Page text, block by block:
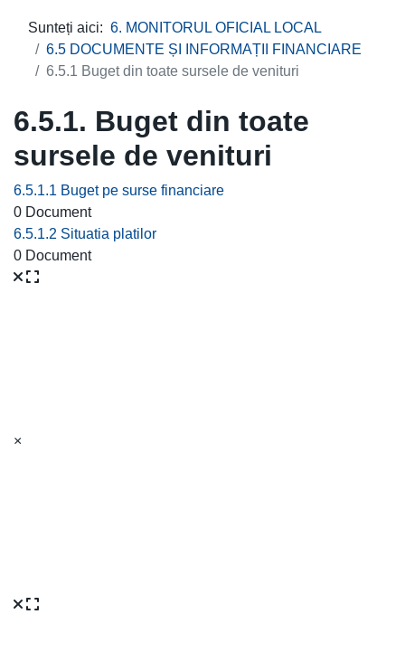
Sunteți aici: 6. MONITORUL OFICIAL LOCAL
6.5 DOCUMENTE ȘI INFORMAȚII FINANCIARE
6.5.1 Buget din toate sursele de venituri
6.5.1. Buget din toate
sursele de venituri
6.5.1.1 Buget pe surse financiare
0 Document
6.5.1.2 Situatia platilor
0 Document
×